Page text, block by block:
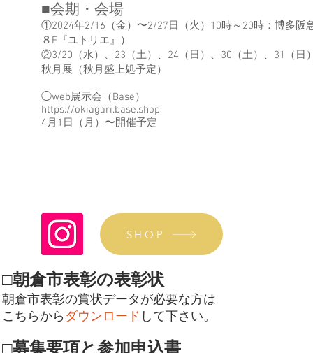
■会期・会場
①2024年2/16（金）〜2/27日（火）10時～20時：博多阪
８F『ユトリエ』）
②3/20（水）、23（土）、24（日）、30（土）、31（日
秋月展（秋月盛上処予定）
◯web展示会（Base）
https://okiagari.base.shop
4月1日（月）〜開催予定
SHOP
□朝倉市表彰の表彰状
朝倉市表彰の賞状データが必要な方は
こちらから ダウンロード して下さい。